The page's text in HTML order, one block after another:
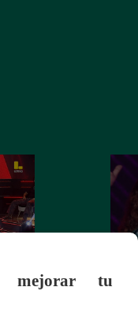
mejorar tu